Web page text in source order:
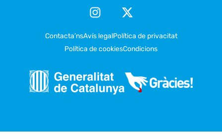
Contacta’nsAvís legalPolítica de privacitat
Política de cookiesCondicions